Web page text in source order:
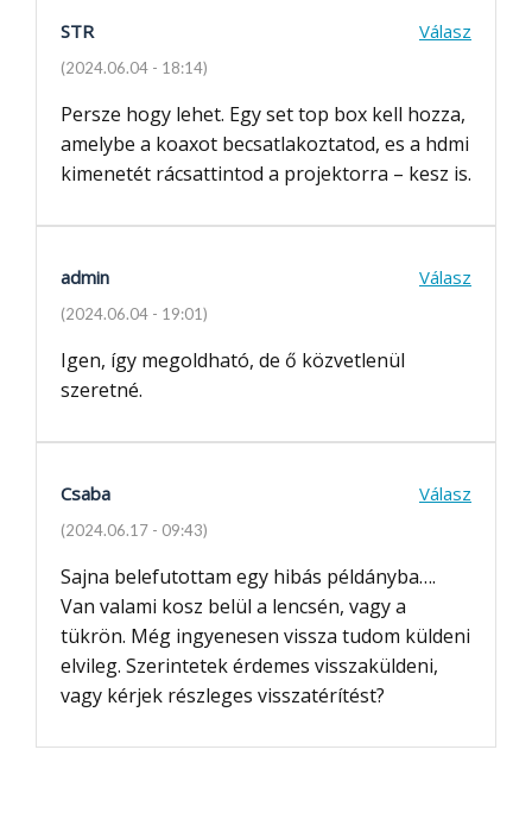
STR Válasz
(2024.06.04 - 18:14)
Persze hogy lehet. Egy set top box kell hozza,
amelybe a koaxot becsatlakoztatod, es a hdmi
kimenetét rácsattintod a projektorra – kesz is.
admin Válasz
(2024.06.04 - 19:01)
Igen, így megoldható, de ő közvetlenül
szeretné.
Csaba Válasz
(2024.06.17 - 09:43)
Sajna belefutottam egy hibás példányba….
Van valami kosz belül a lencsén, vagy a
tükrön. Még ingyenesen vissza tudom küldeni
elvileg. Szerintetek érdemes visszaküldeni,
vagy kérjek részleges visszatérítést?